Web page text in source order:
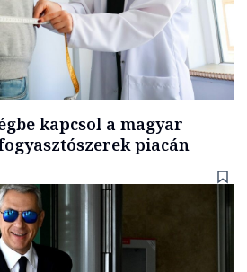
kapcsol a magyar
piacán